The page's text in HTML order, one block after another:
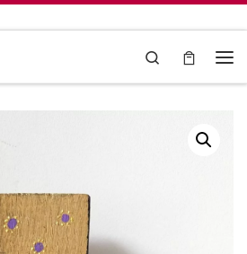
Search